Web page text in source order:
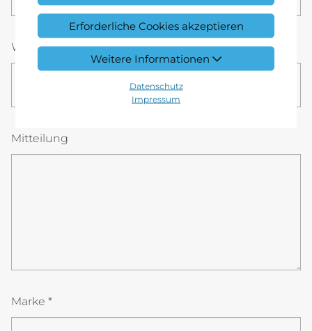
Erforderliche Cookies akzeptieren
Weitere Informationen
Datenschutz
Impressum
Wunsch-Datum * Stunde Minute
Mitteilung
Marke *